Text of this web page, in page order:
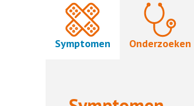
Symptomen Onderzoeken